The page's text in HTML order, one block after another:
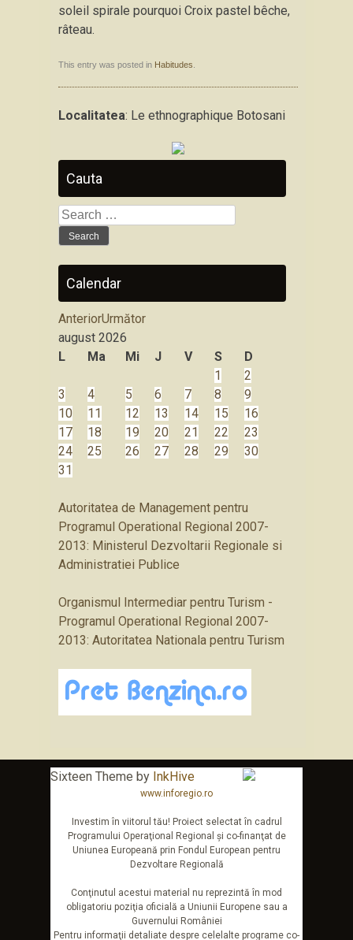
soleil spirale pourquoi Croix pastel bêche,
râteau.
This entry was posted in Habitudes
Localitatea: Le ethnographique Botosani
Cauta
Search
for:
Calendar
AnteriorUrmător
august 2026
L
Ma Mi J V S
D
1
2
3
4 5 6 7 8
9
10
11 12 13 14 15
16
17
18 19 20 21 22
23
24
25 26 27 28 29
30
31
Autoritatea de Management pentru
Programul Operational Regional 2007-
2013: Ministerul Dezvoltarii Regionale si
Administratiei Publice
Organismul Intermediar pentru Turism -
Programul Operational Regional 2007-
2013: Autoritatea Nationala pentru Turism
Sixteen Theme by InkHive
www.inforegio.ro
Investim în viitorul tău! Proiect selectat în cadrul
Programului Operaţional Regional şi co-finanţat de
Uniunea Europeană prin Fondul European pentru
Dezvoltare Regională
Conţinutul acestui material nu reprezintă în mod
obligatoriu poziţia oficială a Uniunii Europene sau a
Guvernului României
Pentru informaţii detaliate despre celelalte programe co-